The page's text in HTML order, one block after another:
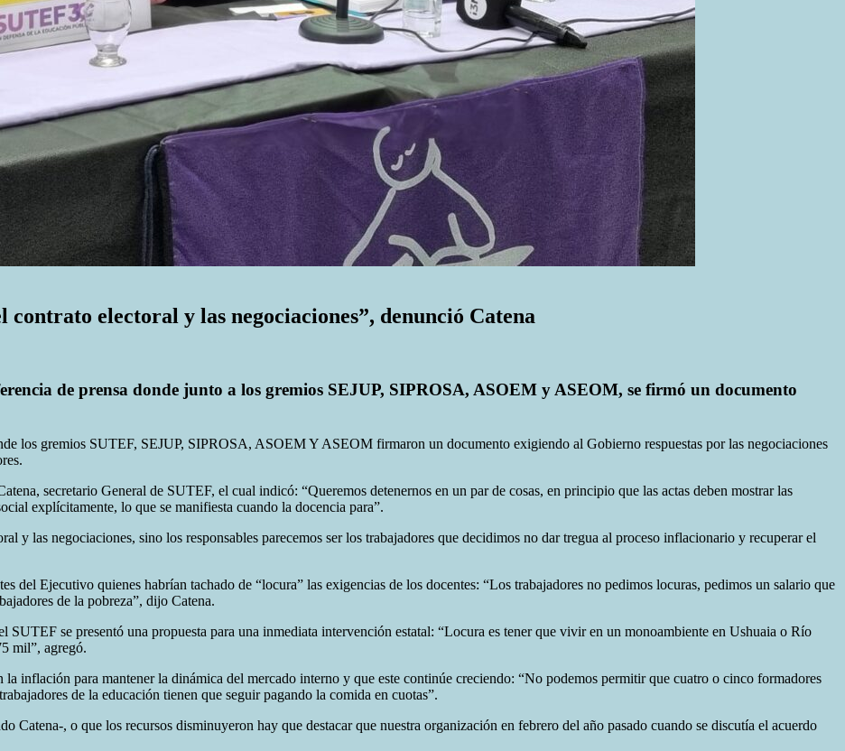
electoral y las negociaciones”, denunció Catena
de prensa donde junto a los gremios SEJUP, SIPROSA, ASOEM y ASEOM, se firmó un documento
los gremios SUTEF, SEJUP, SIPROSA, ASOEM Y ASEOM firmaron un documento exigiendo al Gobierno respuestas por las negociaciones
secretario General de SUTEF, el cual indicó: “Queremos detenernos en un par de cosas, en principio que las actas deben mostrar las
explícitamente, lo que se manifiesta cuando la docencia para”.
y las negociaciones, sino los responsables parecemos ser los trabajadores que decidimos no dar tregua al proceso inflacionario y recuperar el
del Ejecutivo quienes habrían tachado de “locura” las exigencias de los docentes: “Los trabajadores no pedimos locuras, pedimos un salario que
de la pobreza”, dijo Catena.
se presentó una propuesta para una inmediata intervención estatal: “Locura es tener que vivir en un monoambiente en Ushuaia o Río
mil”, agregó.
la inflación para mantener la dinámica del mercado interno y que este continúe creciendo: “No podemos permitir que cuatro o cinco formadores
de la educación tienen que seguir pagando la comida en cuotas”.
Catena-, o que los recursos disminuyeron hay que destacar que nuestra organización en febrero del año pasado cuando se discutía el acuerdo